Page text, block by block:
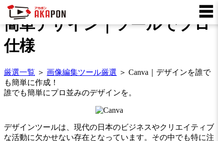
☰
簡単デザイン｜ツールでプロ
仕様
厳選一覧 ＞ 画像編集ツール厳選 ＞ Canva｜デザインを誰で
も簡単に作成！
誰でも簡単にプロ並みのデザインを。
デザインツールは、現代の日本のビジネスやクリエイティブ
な活動に欠かせない存在となっています。その中でも特に注
☰